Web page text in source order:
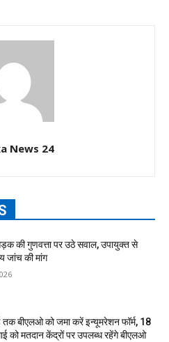
News 24
की गुणवत्ता पर उठे सवाल, उपायुक्त से
जांच की मांग
बीएलओ को जमा करें इन्यूमरेशन फॉर्म, 18
को मतदान केंद्रों पर उपलब्ध रहेंगे बीएलओ